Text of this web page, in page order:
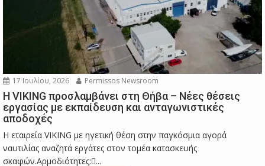
17 Ιουλίου, 2026 Permissos Newsroom
Η VIKING προσλαμβάνει στη Θήβα – Νέες θέσεις
εργασίας με εκπαίδευση και ανταγωνιστικές
αποδοχές
Η εταιρεία VIKING με ηγετική θέση στην παγκόσμια αγορά
ναυτιλίας αναζητά εργάτες στον τομέα κατασκευής
σκαφών.Αρμοδιότητες:...